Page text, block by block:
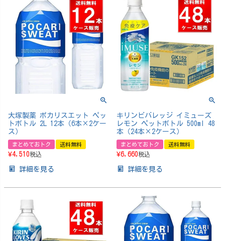
大塚製薬 ポカリスエット ペッ
トボトル 2L 12本（6本×2ケー
ス）
まとめておトク 送料無料
¥4,510税込
詳細を見る
キリンビバレッジ イミューズ
レモン ペットボトル 500ml 48
本（24本×2ケース）
まとめておトク 送料無料
¥6,660税込
詳細を見る